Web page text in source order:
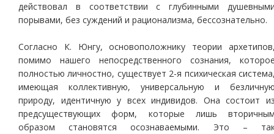
действовал в соответствии с глубинными
порывами, без суждений и рационализма, бессознательно.
Согласно К. Юнгу, основоположнику теории
помимо нашего непосредственного сознания,
полностью личностно, существует 2-я психическая
имеющая коллективную, универсальную и
природу, идентичную у всех индивидов. Она состоит
предсуществующих форм, которые лишь
образом становятся осознаваемыми. Это –